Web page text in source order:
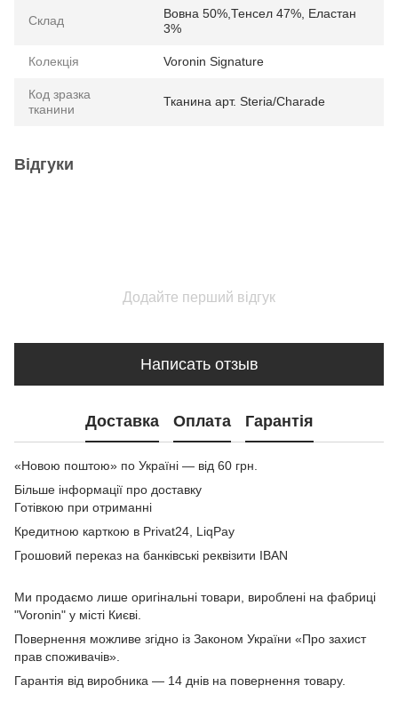
Склад
Вовна 50%,Тенсел 47%, Еластан
3%
Колекція Voronin Signature
Код зразка
тканини
Тканина арт. Steria/Charade
Відгуки
Додайте перший відгук
Написать отзыв
Доставка Оплата Гарантія
«Новою поштою» по Україні — від 60 грн.
Більше інформації про доставку
Готівкою при отриманні
Кредитною карткою в Privat24, LiqPay
Грошовий переказ на банківські реквізити IBAN
Ми продаємо лише оригінальні товари, вироблені на фабриці
"Voronin" у місті Києві.
Повернення можливе згідно із Законом України «Про захист
прав споживачів».
Гарантія від виробника — 14 днів на повернення товару.